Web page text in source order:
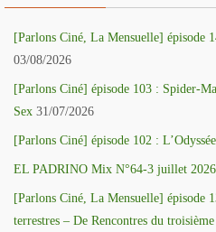
[Parlons Ciné, La Mensuelle] épisode
03/08/2026
[Parlons Ciné] épisode 103 : Spider-
Sex 31/07/2026
[Parlons Ciné] épisode 102 :
EL PADRINO Mix N°64-3 juillet 2026
[Parlons Ciné, La Mensuelle] épisode
terrestres – De Rencontres du